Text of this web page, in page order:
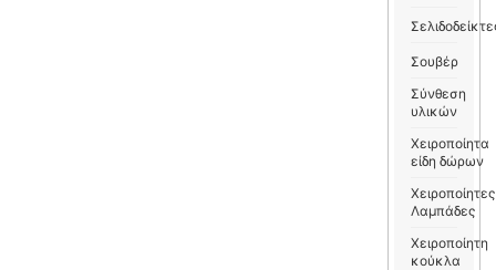
Σουβέρ
Σύνθεση
υλικών
Χειροποίητα
είδη δώρων
Χειροποίητες
Λαμπάδες
Χειροποίητη
κούκλα